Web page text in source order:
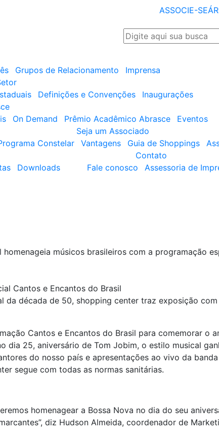
ASSOCIE-SE
Grupos de Relacionamento
Imprensa
Definições e Convenções
Inaugurações
On Demand Prêmio Acadêmico Abrasce
Eventos
Seja um Associado
Constelar
Vantagens Guia de Shoppings
Downloads
Contato
Fale conosco
Assessoria de
homenageia músicos brasileiros com a programação
Cantos e Encantos do Brasil
da década de 50, shopping center traz exposição
Cantos e Encantos do Brasil para comemorar o
dia 25, aniversário de Tom Jobim, o estilo musical
do nosso país e apresentações ao vivo da
segue com todas as normas sanitárias.
homenagear a Bossa Nova no dia do seu
diz Hudson Almeida, coordenador de